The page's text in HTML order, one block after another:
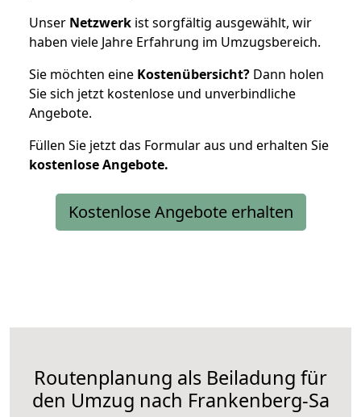
Unser Netzwerk ist sorgfältig ausgewählt, wir
haben viele Jahre Erfahrung im Umzugsbereich.
Sie möchten eine Kostenübersicht? Dann holen
Sie sich jetzt kostenlose und unverbindliche
Angebote.
Füllen Sie jetzt das Formular aus und erhalten Sie
kostenloseAngebote.
Kostenlose Angebote erhalten
Routenplanung als Beiladung für
den Umzug nach Frankenberg-Sa